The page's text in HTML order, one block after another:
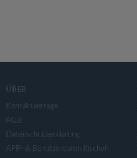
ÜBER
Kontaktanfrage
AGB
Datenschutzerklärung
APP- & Benutzerdaten löschen